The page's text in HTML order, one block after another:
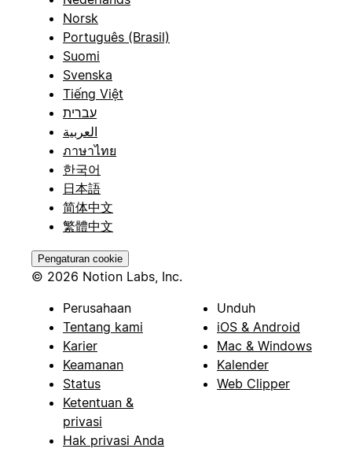
Norsk
Português (Brasil)
Suomi
Svenska
Tiếng Việt
עברית
العربية
ภาษาไทย
한국어
日本語
简体中文
繁體中文
Pengaturan cookie
© 2026 Notion Labs, Inc.
Perusahaan
Tentang kami
Karier
Keamanan
Status
Ketentuan &
privasi
Hak privasi Anda
Unduh
iOS & Android
Mac & Windows
Kalender
Web Clipper